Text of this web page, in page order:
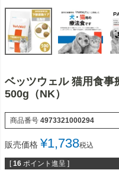
ベッツウェル 猫用食事
500g（NK）
商品番号 4973321000294
販売価格 ¥1,738税込
[ 16 ポイント進呈 ]